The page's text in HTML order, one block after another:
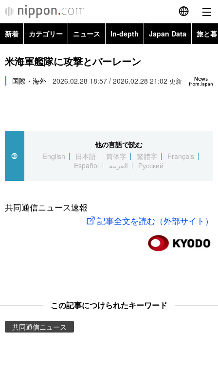
English
繁體字
العربية
社会
旅と暮らし
新着 カテゴリー ニュース In-depth Japan Data 旅と
政治・外交
経済・ビジネス
社会
文化
科学・技術
暮らし
Images
お知らせ
米海軍艦隊に攻撃とバーレーン
News
from Japan
国際・海外 2026.02.28 18:57 / 2026.02.28 21:02 更新
他の言語で読む
English
日本語 简体字 繁體字
Français
Español
العربية Русский
共同通信ニュース速報
記事全文を読む（外部サイト）
この記事につけられたキーワード
共同通信ニュース